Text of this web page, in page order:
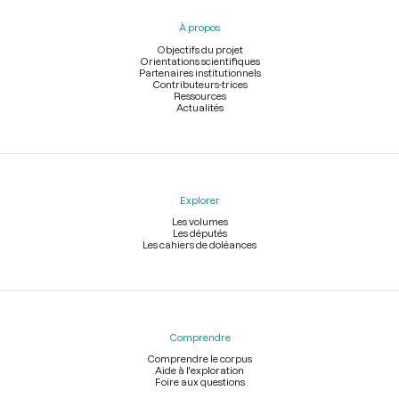
À propos
Objectifs du projet
Orientations scientifiques
Partenaires institutionnels
Contributeurs-trices
Ressources
Actualités
Explorer
Les volumes
Les députés
Les cahiers de doléances
Comprendre
Comprendre le corpus
Aide à l'exploration
Foire aux questions